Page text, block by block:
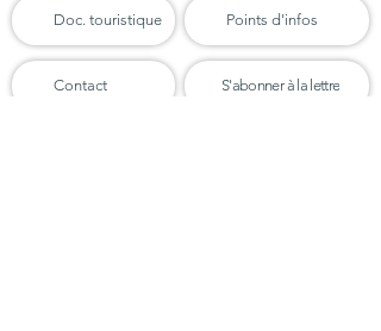
Doc. touristique Points d'infos
Contact S'abonner à la lettre